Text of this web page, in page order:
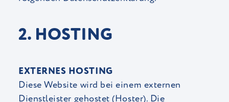
2. HOSTING
EXTERNES HOSTING
Diese Website wird bei einem externen
Dienstleister gehostet (Hoster). Die